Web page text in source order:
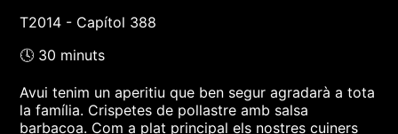
T2014 - Capítol 388
🕓 30 minuts
Avui tenim un aperitiu que ben segur agradarà a tota
la família. Crispetes de pollastre amb salsa
barbacoa. Com a plat principal els nostres cuiners